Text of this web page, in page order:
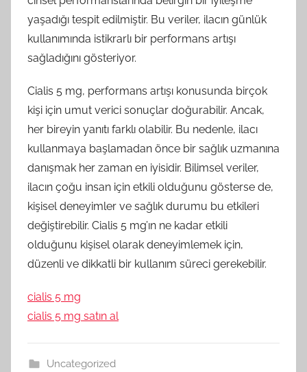
yaşadığı tespit edilmiştir. Bu veriler, ilacın günlük
kullanımında istikrarlı bir performans artışı
sağladığını gösteriyor.
Cialis 5 mg, performans artışı konusunda birçok
kişi için umut verici sonuçlar doğurabilir. Ancak,
her bireyin yanıtı farklı olabilir. Bu nedenle, ilacı
kullanmaya başlamadan önce bir sağlık uzmanına
danışmak her zaman en iyisidir. Bilimsel veriler,
ilacın çoğu insan için etkili olduğunu gösterse de,
kişisel deneyimler ve sağlık durumu bu etkileri
değiştirebilir. Cialis 5 mg’ın ne kadar etkili
olduğunu kişisel olarak deneyimlemek için,
düzenli ve dikkatli bir kullanım süreci gerekebilir.
cialis 5 mg
cialis 5 mg satın al
Uncategorized